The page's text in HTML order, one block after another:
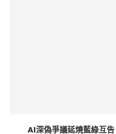
AI深偽爭議延燒藍綠互